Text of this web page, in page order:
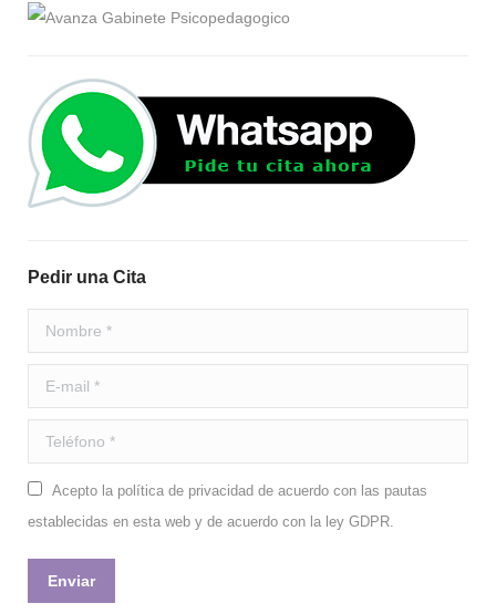
Pedir una Cita
Nombre *
E-mail *
Teléfono *
Acepto la política de privacidad de acuerdo con las pautas
establecidas en esta web y de acuerdo con la ley GDPR.
Enviar